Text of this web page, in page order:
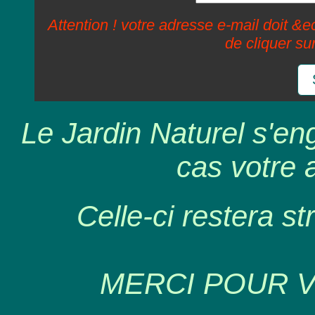
Attention ! votre adresse e-mail doit
de cliquer
Le Jardin Naturel
cas votre
Celle-ci restera
MERCI POUR